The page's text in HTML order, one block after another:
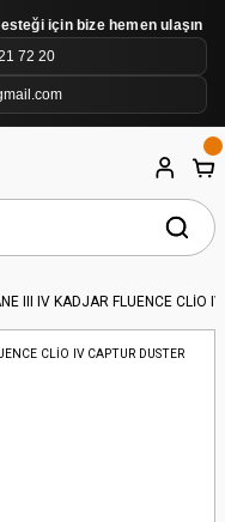
için bize hemen ulaşın
72 20
III IV KADJAR FLUENCE CLİO